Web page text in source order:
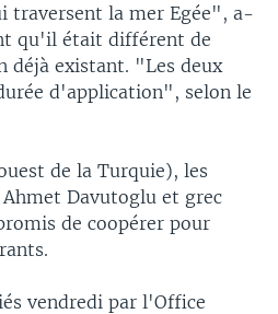
traversent la mer Egée", a-
qu'il était différent de
déjà existant. "Les deux
d'application", selon le
de la Turquie), les
Davutoglu et grec
de coopérer pour
vendredi par l'Office